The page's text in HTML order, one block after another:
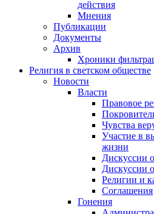
действия
Мнения
Публикации
Документы
Архив
Хроники
Религия в светском обществе
Новости
Власти
Правовое
Чувства
Участие в
жизни
Дискуссии
Дискуссии
Религии и
Соглашения
Гонения